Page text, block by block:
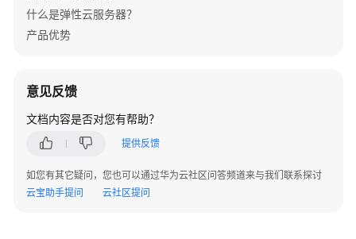
计
明
快
门
什么是弹性云服务器？
产品优势
意见反馈
文档内容是否对您有帮助？
提供反馈
如您有其它疑问，您也可以通过华为云社区问答频道来与我们联系探讨
云宝助手提问
云社区提问